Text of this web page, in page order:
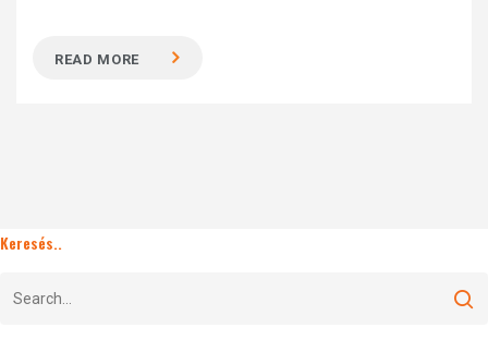
READ MORE
Keresés..